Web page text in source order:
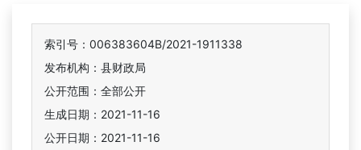
索引号：006383604B/2021-1911338
发布机构：县财政局
公开范围：全部公开
生成日期：2021-11-16
公开日期：2021-11-16